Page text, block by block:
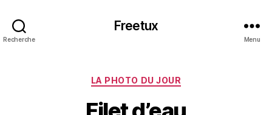
Recherche
Freetux
Menu
Catégories
LA PHOTO DU JOUR